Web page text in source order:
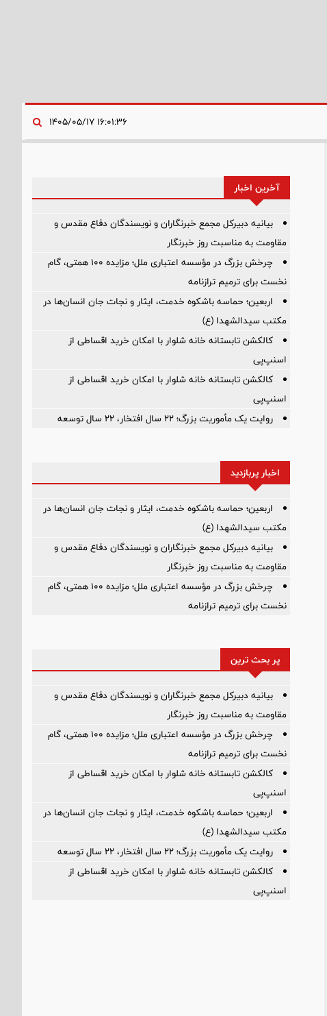
آخرین اخبار
بیانیه دبیرکل مجمع خبرنگاران و نویسندگان دفاع مقدس و
مقاومت به مناسبت روز خبرنگار
چرخش بزرگ در مؤسسه اعتباری ملل؛ مزایده ۱۰۰ همتی، گام
نخست برای ترمیم ترازنامه
اربعین؛ حماسه باشکوه خدمت، ایثار و نجات جان انسان‌ها در
مکتب سیدالشهدا (ع)
کالکشن تابستانه خانه شلوار با امکان خرید اقساطی از
اسنپ‌پی
کالکشن تابستانه خانه شلوار با امکان خرید اقساطی از
اسنپ‌پی
روایت یک مأموریت بزرگ؛ ۲۲ سال افتخار، ۲۲ سال توسعه
اخبار پربازدید
اربعین؛ حماسه باشکوه خدمت، ایثار و نجات جان انسان‌ها در
مکتب سیدالشهدا (ع)
بیانیه دبیرکل مجمع خبرنگاران و نویسندگان دفاع مقدس و
مقاومت به مناسبت روز خبرنگار
چرخش بزرگ در مؤسسه اعتباری ملل؛ مزایده ۱۰۰ همتی، گام
نخست برای ترمیم ترازنامه
پر بحث ترین
بیانیه دبیرکل مجمع خبرنگاران و نویسندگان دفاع مقدس و
مقاومت به مناسبت روز خبرنگار
چرخش بزرگ در مؤسسه اعتباری ملل؛ مزایده ۱۰۰ همتی، گام
نخست برای ترمیم ترازنامه
کالکشن تابستانه خانه شلوار با امکان خرید اقساطی از
اسنپ‌پی
اربعین؛ حماسه باشکوه خدمت، ایثار و نجات جان انسان‌ها در
مکتب سیدالشهدا (ع)
روایت یک مأموریت بزرگ؛ ۲۲ سال افتخار، ۲۲ سال توسعه
کالکشن تابستانه خانه شلوار با امکان خرید اقساطی از
اسنپ‌پی